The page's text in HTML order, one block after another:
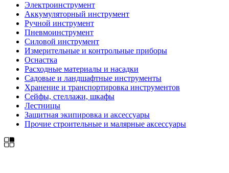
Электроинструмент
Аккумуляторный инструмент
Ручной инструмент
Пневмоинструмент
Силовой инструмент
Измерительные и контрольные приборы
Оснастка
Расходные материалы и насадки
Садовые и ландшафтные инструменты
Хранение и транспортировка инструментов
Сейфы, стеллажи, шкафы
Лестницы
Защитная экипировка и аксессуары
Прочие строительные и малярные аксессуары